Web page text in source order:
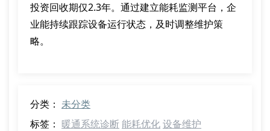
投资回收期仅2.3年。通过建立能耗监测平台，企
业能持续跟踪设备运行状态，及时调整维护策
略。
分类： 未分类
标签： 暖通系统诊断能耗优化设备维护